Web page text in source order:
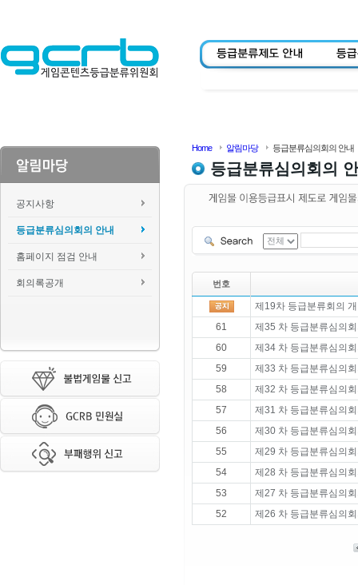
공지사항
등급분류심의회의 안내
홈페이지 점검 안내
회의록공개
Home 알림마당 등급분류심의회의 안내
등급분류심의회의
번호
제19차 등급분류회의
61
제35 차 등급분류심의
60
제34 차 등급분류심의
59
제33 차 등급분류심의
58
제32 차 등급분류심의
57
제31 차 등급분류심의
56
제30 차 등급분류심의
55
제29 차 등급분류심의
54
제28 차 등급분류심의
53
제27 차 등급분류심의
52
제26 차 등급분류심의